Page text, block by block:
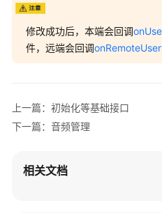
回
调
户
错
码
修改成功后，本端会回调
件，远端会回调
上一篇：初始化等基础接口
下一篇：音频管理
相关文档